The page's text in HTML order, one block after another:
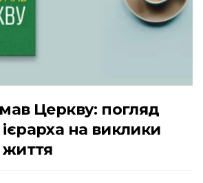
Церкву: погляд
на виклики
життя